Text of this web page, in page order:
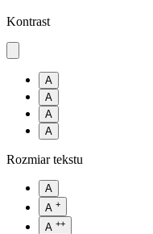
Kontrast
A
A
A
A
Rozmiar tekstu
A
A +
A ++